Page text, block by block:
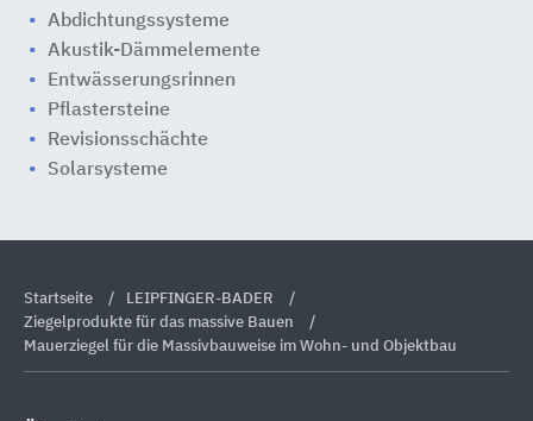
Abdichtungssysteme
Akustik-Dämmelemente
Entwässerungsrinnen
Pflastersteine
Revisionsschächte
Solarsysteme
Startseite
LEIPFINGER-BADER
Ziegelprodukte für das massive Bauen
Mauerziegel für die Massivbauweise im Wohn- und Objektbau